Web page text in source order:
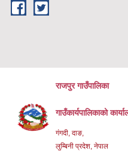
Skip to main content
राजपुर गाउँपालिका
गाउँकार्यपालिकाको
गंगदी, दाङ,
लुम्बिनी प्रदेश, नेपाल